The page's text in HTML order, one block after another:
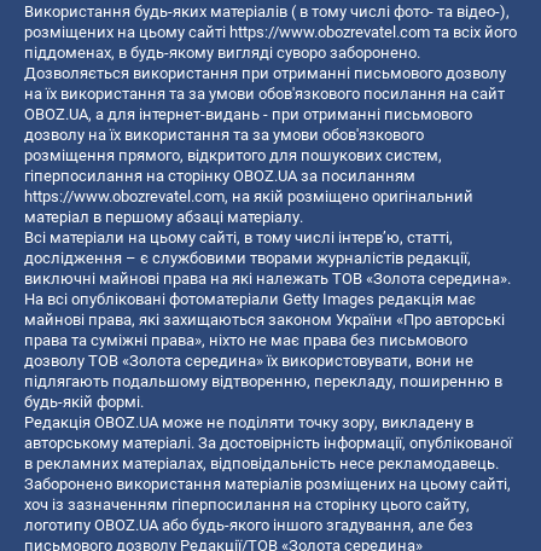
Використання будь-яких матеріалів ( в тому числі фото- та відео-),
розміщених на цьому сайті https://www.obozrevatel.com та всіх його
піддоменах, в будь-якому вигляді суворо заборонено.
Дозволяється використання при отриманні письмового дозволу
на їх використання та за умови обов'язкового посилання на сайт
OBOZ.UA, а для інтернет-видань - при отриманні письмового
дозволу на їх використання та за умови обов'язкового
розміщення прямого, відкритого для пошукових систем,
гіперпосилання на сторінку OBOZ.UA за посиланням
https://www.obozrevatel.com, на якій розміщено оригінальний
матеріал в першому абзаці матеріалу.
Всі матеріали на цьому сайті, в тому числі інтерв’ю, статті,
дослідження – є службовими творами журналістів редакції,
виключні майнові права на які належать ТОВ «Золота середина».
На всі опубліковані фотоматеріали Getty Images редакція має
майнові права, які захищаються законом України «Про авторські
права та суміжні права», ніхто не має права без письмового
дозволу ТОВ «Золота середина» їх використовувати, вони не
підлягають подальшому відтворенню, перекладу, поширенню в
будь-якій формі.
Редакція OBOZ.UA може не поділяти точку зору, викладену в
авторському матеріалі. За достовірність інформації, опублікованої
в рекламних матеріалах, відповідальність несе рекламодавець.
Заборонено використання матеріалів розміщених на цьому сайті,
хоч із зазначенням гіперпосилання на сторінку цього сайту,
логотипу OBOZ.UA або будь-якого іншого згадування, але без
письмового дозволу Редакції/ТОВ «Золота середина»